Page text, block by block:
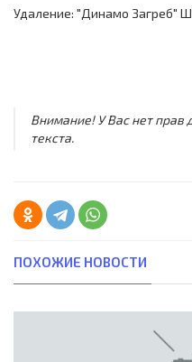
Удаление: "Динамо Загреб"
Внимание! У Вас нет прав
текста.
ПОХОЖИЕ НОВОСТИ